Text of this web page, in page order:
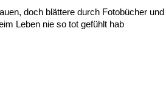
doch blättere durch Fotobücher und
Leben nie so tot gefühlt hab